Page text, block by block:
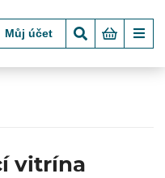
Můj účet
vitrína